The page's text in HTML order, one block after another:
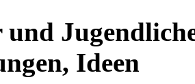
Ideen